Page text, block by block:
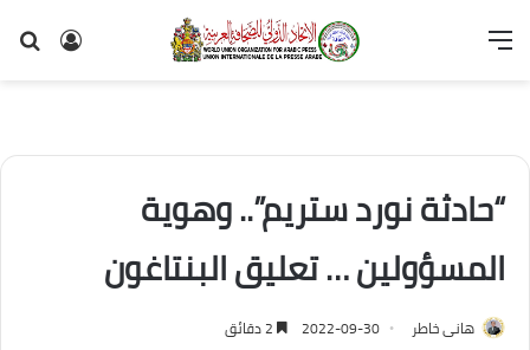
تسجيل
القائمة
“حادثة نورد ستريم”.. وهوية
المسؤولين … تعليق البنتاغون
هانى خاطر 2022-09-30